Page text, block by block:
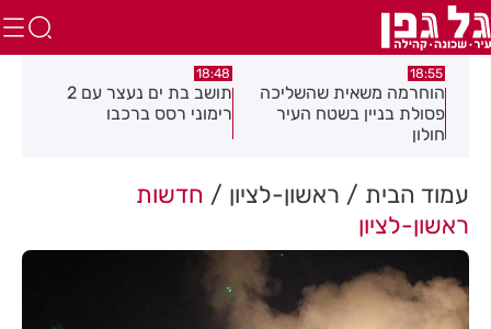
18:55
הוחרמה משאית שהשליכה
פסולת בניין בשטח העיר
חולון
18:48
תושב בת ים נעצר עם 2
רימוני רסס ברכבו
עמוד הבית ראשון-לציון
חדשות
ראשון-לציון